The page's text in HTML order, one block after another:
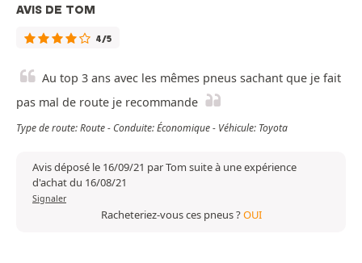
AVIS DE TOM
4/5
Au top 3 ans avec les mêmes pneus sachant que je fait
pas mal de route je recommande
Type de route: Route - Conduite: Économique - Véhicule: Toyota
Avis déposé le 16/09/21 par Tom suite à une expérience
d'achat du 16/08/21
Signaler
Racheteriez-vous ces pneus ?OUI